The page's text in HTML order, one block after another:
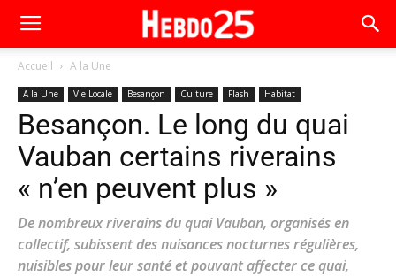
Accueil A la Une
A la Une Vie Locale Besançon Culture Flash Habitat
Besançon. Le long du quai
Vauban certains riverains
« n’en peuvent plus »
De nombreux riverains du quai Vauban, organisés en
collectif, subissent des nuisances nocturnes régulières,
nuisibles pour leur santé et pouvant affecter ce quai,